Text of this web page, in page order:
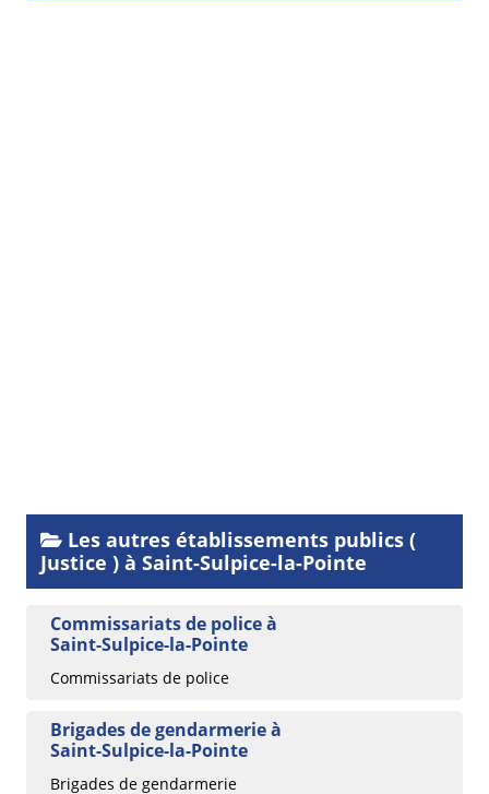
Les autres établissements publics (
Justice ) à Saint-Sulpice-la-Pointe
Commissariats de police à
Saint-Sulpice-la-Pointe
Commissariats de police
Brigades de gendarmerie à
Saint-Sulpice-la-Pointe
Brigades de gendarmerie